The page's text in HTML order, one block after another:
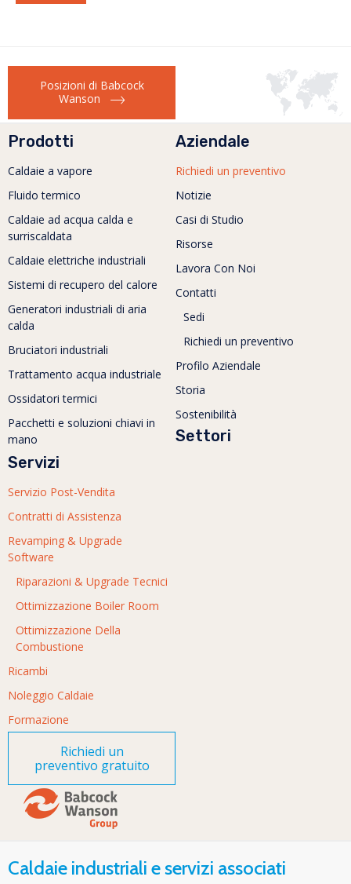
Posizioni di Babcock
Wanson
Prodotti
Caldaie a vapore
Fluido termico
Caldaie ad acqua calda e
surriscaldata
Caldaie elettriche industriali
Sistemi di recupero del calore
Generatori industriali di aria
calda
Bruciatori industriali
Trattamento acqua industriale
Ossidatori termici
Pacchetti e soluzioni chiavi in
mano
Aziendale
Richiedi un preventivo
Notizie
Casi di Studio
Risorse
Lavora Con Noi
Contatti
Sedi
Richiedi un preventivo
Profilo Aziendale
Storia
Sostenibilità
Settori
Servizi
Servizio Post-Vendita
Contratti di Assistenza
Revamping & Upgrade
Software
Riparazioni & Upgrade Tecnici
Ottimizzazione Boiler Room
Ottimizzazione Della
Combustione
Ricambi
Noleggio Caldaie
Formazione
Richiedi un
preventivo gratuito
Caldaie industriali e servizi associati